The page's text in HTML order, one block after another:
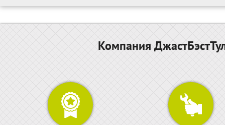
Компания